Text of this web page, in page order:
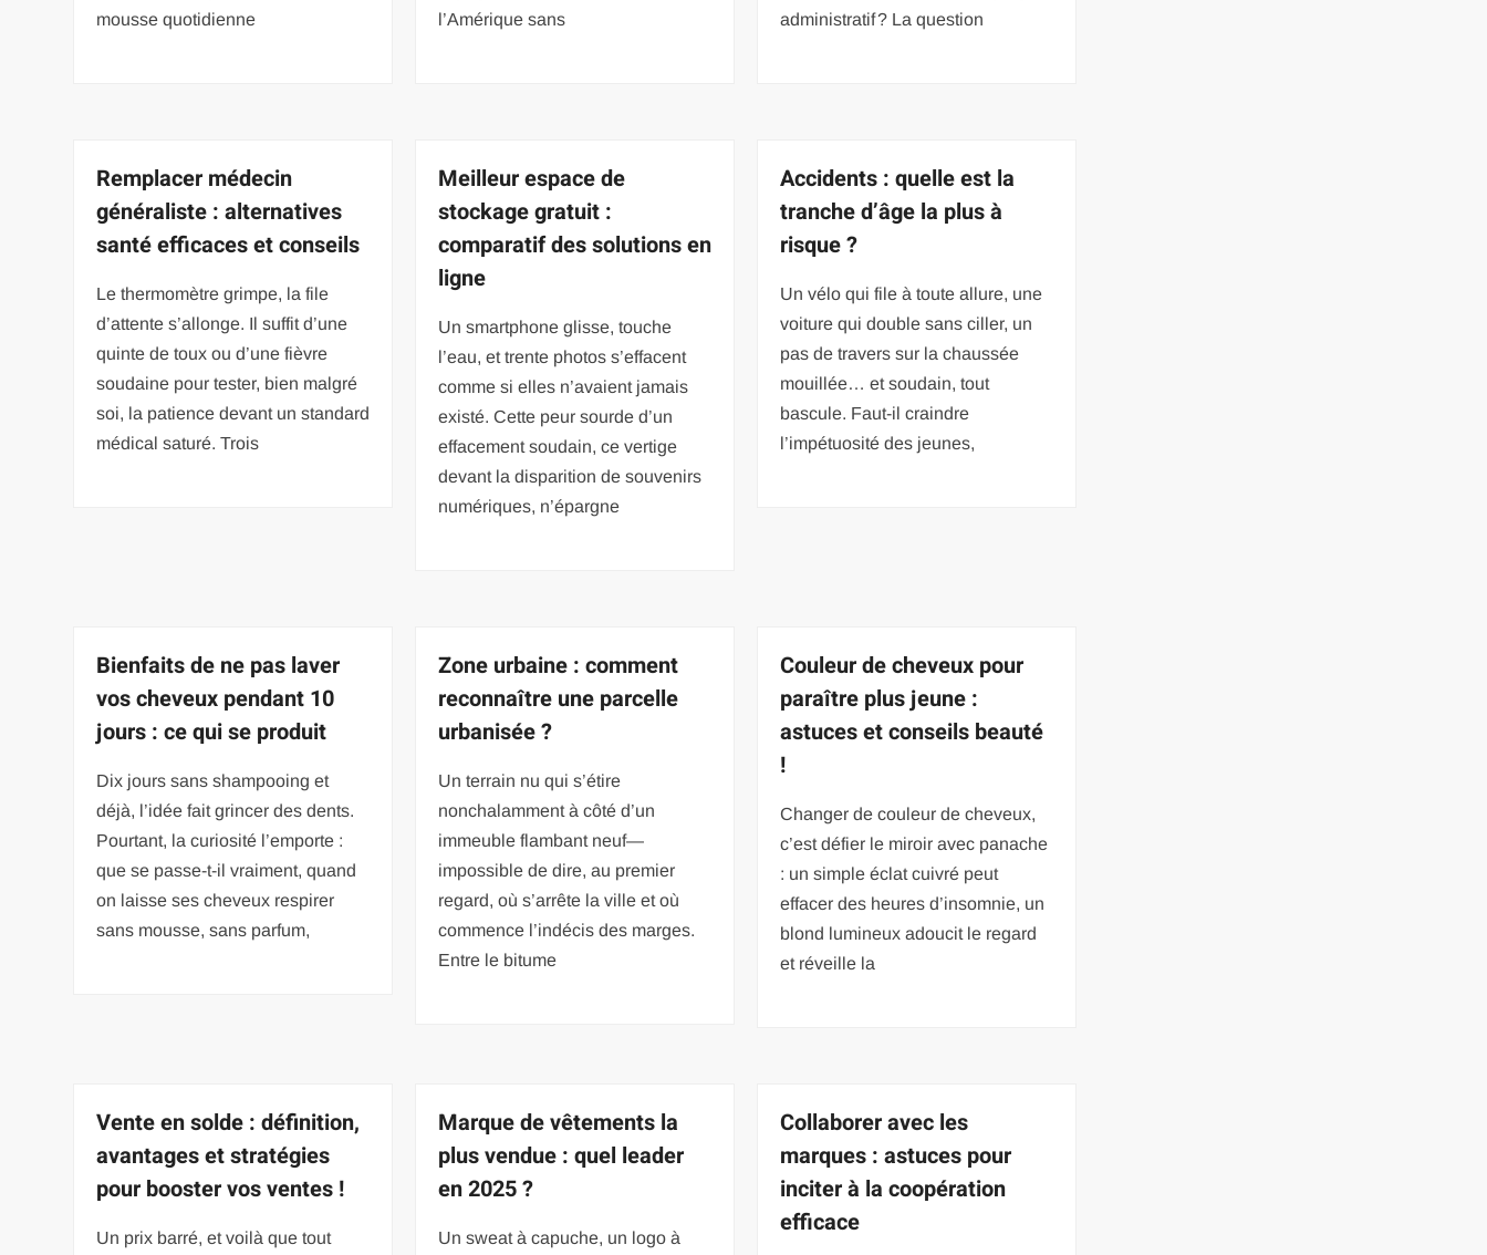
mousse quotidienne
l’Amérique sans
administratif ? La question
Remplacer médecin
généraliste : alternatives
santé efficaces et conseils
Le thermomètre grimpe, la file
d’attente s’allonge. Il suffit d’une
quinte de toux ou d’une fièvre
soudaine pour tester, bien malgré
soi, la patience devant un standard
médical saturé. Trois
Meilleur espace de
stockage gratuit :
comparatif des solutions en
ligne
Un smartphone glisse, touche
l’eau, et trente photos s’effacent
comme si elles n’avaient jamais
existé. Cette peur sourde d’un
effacement soudain, ce vertige
devant la disparition de souvenirs
numériques, n’épargne
Accidents : quelle est la
tranche d’âge la plus à
risque ?
Un vélo qui file à toute allure, une
voiture qui double sans ciller, un
pas de travers sur la chaussée
mouillée… et soudain, tout
bascule. Faut-il craindre
l’impétuosité des jeunes,
Bienfaits de ne pas laver
vos cheveux pendant 10
jours : ce qui se produit
Dix jours sans shampooing et
déjà, l’idée fait grincer des dents.
Pourtant, la curiosité l’emporte :
que se passe-t-il vraiment, quand
on laisse ses cheveux respirer
sans mousse, sans parfum,
Zone urbaine : comment
reconnaître une parcelle
urbanisée ?
Un terrain nu qui s’étire
nonchalamment à côté d’un
immeuble flambant neuf—
impossible de dire, au premier
regard, où s’arrête la ville et où
commence l’indécis des marges.
Entre le bitume
Couleur de cheveux pour
paraître plus jeune :
astuces et conseils beauté
!
Changer de couleur de cheveux,
c’est défier le miroir avec panache
: un simple éclat cuivré peut
effacer des heures d’insomnie, un
blond lumineux adoucit le regard
et réveille la
Vente en solde : définition,
avantages et stratégies
pour booster vos ventes !
Un prix barré, et voilà que tout
Marque de vêtements la
plus vendue : quel leader
en 2025 ?
Un sweat à capuche, un logo à
Collaborer avec les
marques : astuces pour
inciter à la coopération
efficace